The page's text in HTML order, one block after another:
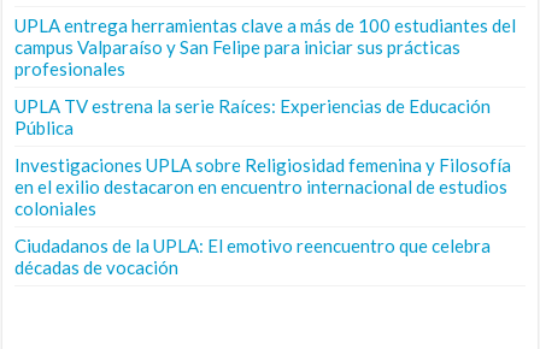
UPLA entrega herramientas clave a más de 100 estudiantes del
campus Valparaíso y San Felipe para iniciar sus prácticas
profesionales
UPLA TV estrena la serie Raíces: Experiencias de Educación
Pública
Investigaciones UPLA sobre Religiosidad femenina y Filosofía
en el exilio destacaron en encuentro internacional de estudios
coloniales
Ciudadanos de la UPLA: El emotivo reencuentro que celebra
décadas de vocación